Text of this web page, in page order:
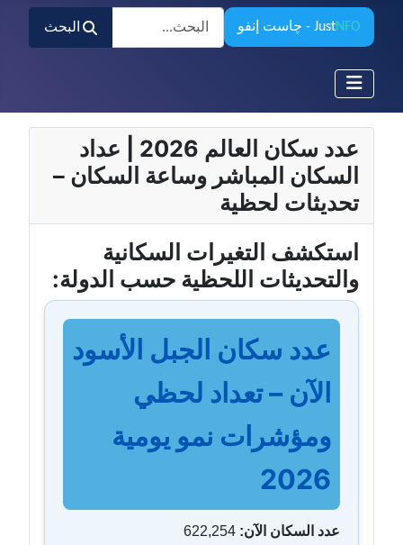
JustNFO - چاست إنفو
البحث
البحث
عدد سكان العالم 2026 | عداد
السكان المباشر وساعة السكان –
تحديثات لحظية
استكشف التغيرات السكانية
والتحديثات اللحظية حسب الدولة:
عدد سكان الجبل الأسود
الآن – تعداد لحظي
ومؤشرات نمو يومية
2026
عدد السكان الآن: 622,254